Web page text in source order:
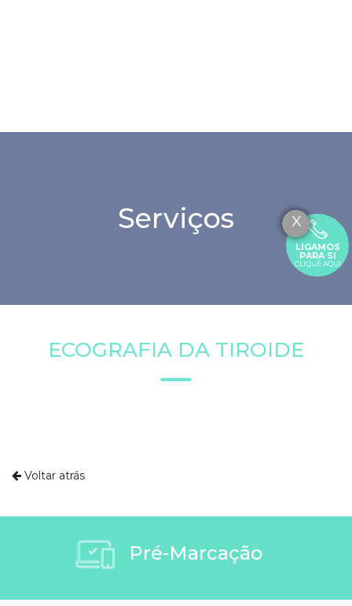
X
LIGAMOS
PARA SI
CLIQUE AQUI
Serviços
ECOGRAFIA DA TIROIDE
Voltar atrás
Pré-Marcação